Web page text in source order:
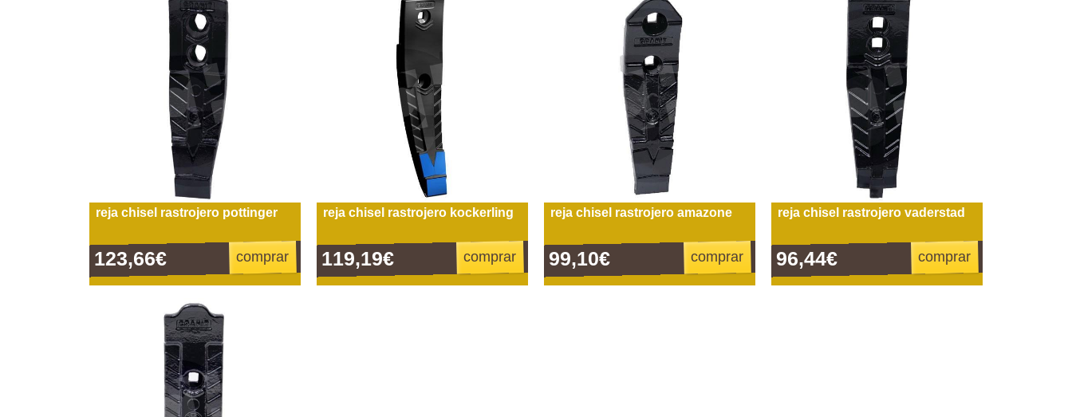
reja chisel rastrojero pottinger
123,66€ comprar
reja chisel rastrojero kockerling
119,19€ comprar
reja chisel rastrojero amazone
99,10€ comprar
reja chisel rastrojero vaderstad
96,44€ comprar